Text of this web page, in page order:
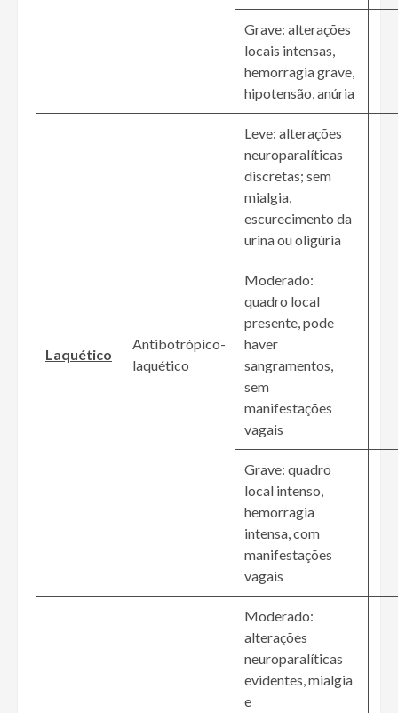
Grave: alterações
locais intensas,
hemorragia grave,
hipotensão, anúria
Laquético
Antibotrópico-
laquético
Leve: alterações
neuroparalíticas
discretas; sem
mialgia,
escurecimento da
urina ou oligúria
Moderado:
quadro local
presente, pode
haver
sangramentos,
sem
manifestações
vagais
Grave: quadro
local intenso,
hemorragia
intensa, com
manifestações
vagais
Moderado:
alterações
neuroparalíticas
evidentes, mialgia
e